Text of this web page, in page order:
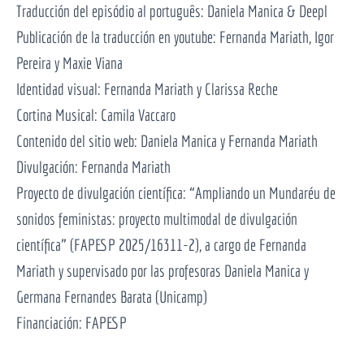
Traducción del episódio al português: Daniela Manica & Deepl
Publicación de la traducción en youtube: Fernanda Mariath, Igor
Pereira y Maxie Viana
Identidad visual: Fernanda Mariath y Clarissa Reche
Cortina Musical: Camila Vaccaro
Contenido del sitio web: Daniela Manica y Fernanda Mariath
Divulgación: Fernanda Mariath
Proyecto de divulgación científica: “Ampliando un Mundaréu de
sonidos feministas: proyecto multimodal de divulgación
científica” (FAPESP 2025/16311-2), a cargo de Fernanda
Mariath y supervisado por las profesoras Daniela Manica y
Germana Fernandes Barata (Unicamp)
Financiación: FAPESP